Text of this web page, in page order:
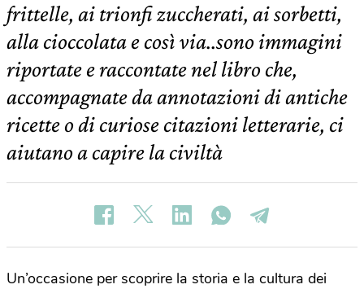
frittelle, ai trionfi zuccherati, ai sorbetti,
alla cioccolata e così via..sono immagini
riportate e raccontate nel libro che,
accompagnate da annotazioni di antiche
ricette o di curiose citazioni letterarie, ci
aiutano a capire la civiltà
Un’occasione per scoprire la storia e la cultura dei